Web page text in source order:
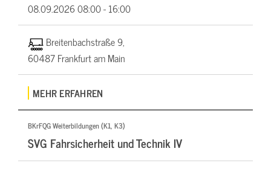
08.09.202608:00 - 16:00
Breitenbachstraße 9,
60487 Frankfurt am Main
MEHR ERFAHREN
BKrFQG Weiterbildungen (K1, K3)
SVG Fahrsicherheit und Technik IV